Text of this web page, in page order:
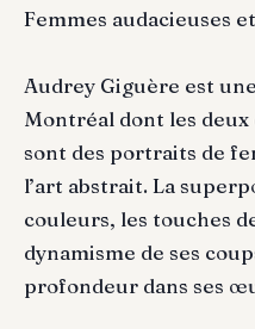
Femmes audacieuses
Audrey Giguère est
Montréal dont les
sont des portraits de
l’art abstrait. La
couleurs, les touches
dynamisme de ses
profondeur dans ses